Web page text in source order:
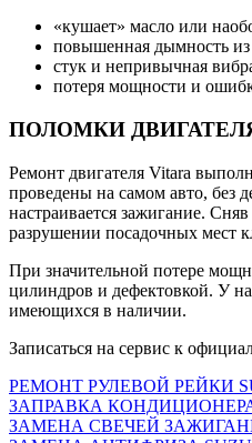
«кушает» масло или
повышенная дымность
стук и непривычная
потеря мощности и
ПОЛОМКИ
Ремонт двигателя Vitara
проведены на самом авто, без
настраивается зажигание.
разрушении посадочных мест
При значительной потере
цилиндров и дефектовкой. У
имеющихся в наличии.
Записаться на сервис к
РЕМОНТ РУЛЕВОЙ РЕЙКИ
ЗАПРАВКА КОНДИЦИОНЕРА
ЗАМЕНА СВЕЧЕЙ